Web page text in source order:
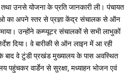
उनसे योजना के प्रति जानकारी ली। पंचायत
का अपने स्तर से प्रज्ञा केंद्र संचालक से ऑन
उन्होंने कम्प्यूटर संचालकों से सभी लाभुकों
दिया। वे बारीकी से ऑन लाइन में आ रही
वे टुंडी प्रखंड मुख्यालय के पास अवस्थित
पहुंचकर वार्डेन से सुरक्षा, मध्याहन भोजन एवं